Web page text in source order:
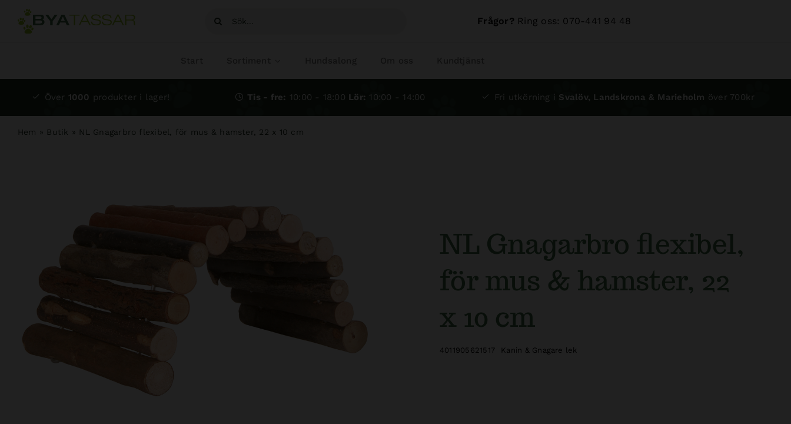
Fortsätt
Sök
Frågor? Ring oss: 070-441 94 48
Över 1000 produkter i lager! Tis - fre: 10:00 - 18:00 Lör: 10:00 - 14:00 Fri utkörning i Svalöv, Landskrona & Marieholm över 700kr
Hem » Butik » NL Gnagarbro flexibel, för mus & hamster, 22 x 10 cm
NL Gnagarbro flexibel,
för mus & hamster, 22
x 10 cm
4011905621517 Kanin & Gnagare lek